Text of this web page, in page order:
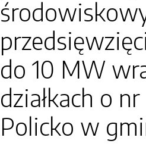
do 10 MW
działkach o
Policko w